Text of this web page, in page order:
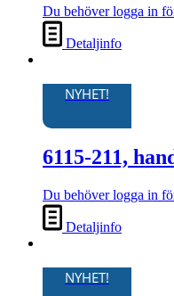
på
produktsidan
Du behöver logga in
Detaljinfo
NYHET!
6115-211,
Du behöver logga in
Detaljinfo
NYHET!